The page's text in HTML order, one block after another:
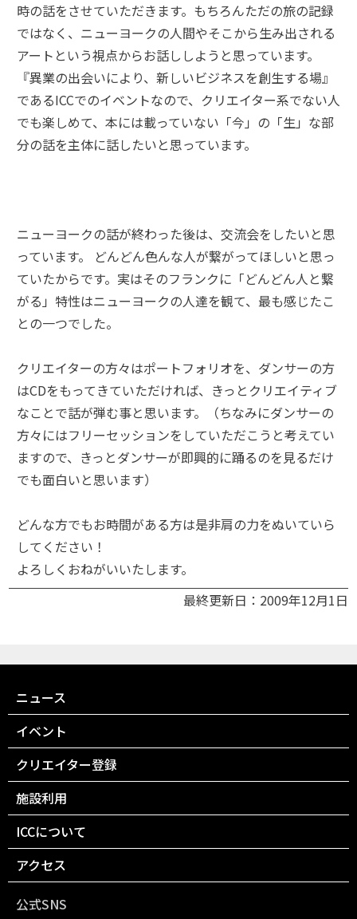
時の話をさせていただきます。もちろんただの旅の記録
ではなく、ニューヨークの人間やそこから生み出される
アートという視点からお話ししようと思っています。
『異業の出会いにより、新しいビジネスを創生する場』
であるICCでのイベントなので、クリエイター系でない人
でも楽しめて、本には載っていない「今」の「生」な部
分の話を主体に話したいと思っています。
ニューヨークの話が終わった後は、交流会をしたいと思
っています。 どんどん色んな人が繋がってほしいと思っ
ていたからです。実はそのフランクに「どんどん人と繋
がる」特性はニューヨークの人達を観て、最も感じたこ
との一つでした。
クリエイターの方々はポートフォリオを、ダンサーの方
はCDをもってきていただければ、きっとクリエイティブ
なことで話が弾む事と思います。（ちなみにダンサーの
方々にはフリーセッションをしていただこうと考えてい
ますので、きっとダンサーが即興的に踊るのを見るだけ
でも面白いと思います）
どんな方でもお時間がある方は是非肩の力をぬいていら
してください！
よろしくおねがいいたします。
最終更新日：2009年12月1日
ニュース
イベント
クリエイター登録
施設利用
ICCについて
アクセス
公式SNS